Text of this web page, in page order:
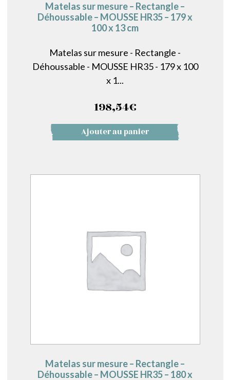
Matelas sur mesure – Rectangle –
Déhoussable – MOUSSE HR35 – 179 x
100 x 13 cm
Matelas sur mesure - Rectangle -
Déhoussable - MOUSSE HR35 - 179 x 100
x 1...
198,54€
Ajouter au panier
Matelas sur mesure – Rectangle –
Déhoussable – MOUSSE HR35 – 180 x